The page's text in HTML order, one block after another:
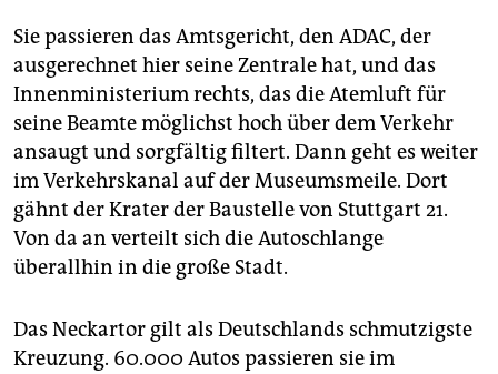
Sie passieren das Amtsgericht, den ADAC, der
ausgerechnet hier seine Zentrale hat, und das
Innenministerium rechts, das die Atemluft für
seine Beamte möglichst hoch über dem Verkehr
ansaugt und sorgfältig filtert. Dann geht es weiter
im Verkehrskanal auf der Museumsmeile. Dort
gähnt der Krater der Baustelle von Stuttgart 21.
Von da an verteilt sich die Autoschlange
überallhin in die große Stadt.
Das Neckartor gilt als Deutschlands schmutzigste
Kreuzung. 60.000 Autos passieren sie im